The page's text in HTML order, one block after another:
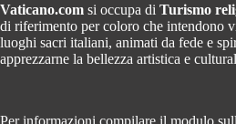
Vaticano.com si occupa di Turismo
di riferimento per coloro che intendono
luoghi sacri italiani, animati da fede e
apprezzarne la bellezza artistica e
Per informazioni compilare il modulo